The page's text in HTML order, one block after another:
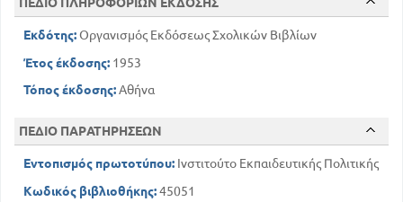
Εκδότης:Οργανισμός Εκδόσεως Σχολικών Βιβλίων
Έτος έκδοσης: 1953
Τόπος έκδοσης:Αθήνα
ΠΕΔΙΟ ΠΑΡΑΤΗΡΗΣΕΩΝ
Εντοπισμός πρωτοτύπου: Ινστιτούτο Εκπαιδευτικής Πολιτικής
Κωδικός βιβλιοθήκης:45051